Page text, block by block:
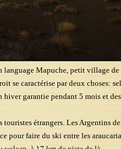
Mapuche, petit village
se caractérise par deux choses:
garantie pendant 5 mois et
étrangers. Les Argentins
pour faire du ski entre les